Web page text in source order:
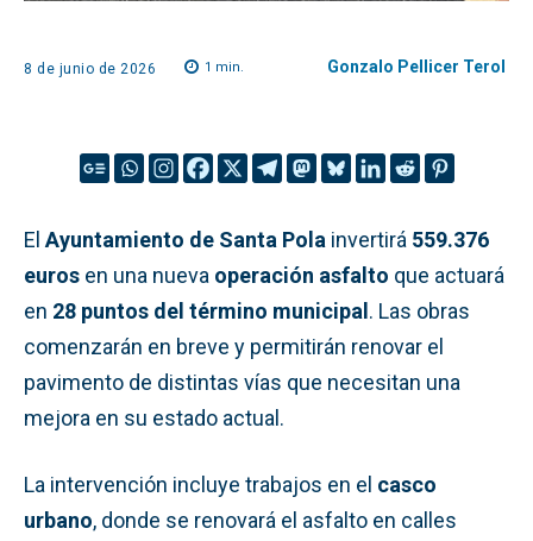
8 de junio de 2026 1 min. Gonzalo Pellicer Terol
El Ayuntamiento de Santa Pola invertirá 559.376
euros en una nueva operación asfalto que actuará
en 28 puntos del término municipal. Las obras
comenzarán en breve y permitirán renovar el
pavimento de distintas vías que necesitan una
mejora en su estado actual.
La intervención incluye trabajos en el casco
urbano, donde se renovará el asfalto en calles